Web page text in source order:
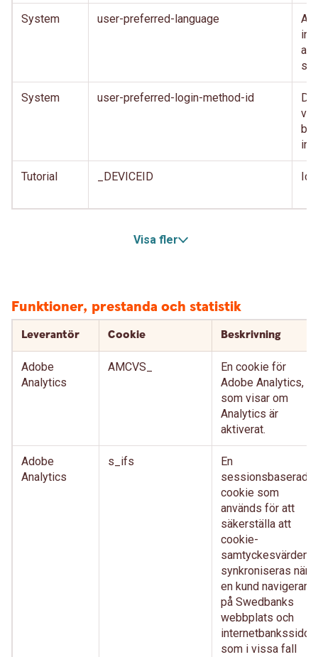
System user-preferred-language
System user-preferred-login-method-id
Tutorial _DEVICEID
Visa fler
Funktioner, prestanda och statistik
Leverantör Cookie Beskrivning
Adobe
Analytics
AMCVS_
En cookie för
Adobe Analytics,
som visar om
Analytics är
aktiverat.
Adobe
Analytics
s_ifs
En
sessionsbaserad-
cookie som
används för att
säkerställa att
cookie-
samtyckesvärden
synkroniseras när
en kund navigerar
på Swedbanks
webbplats och
internetbankssidor,
som i vissa fall